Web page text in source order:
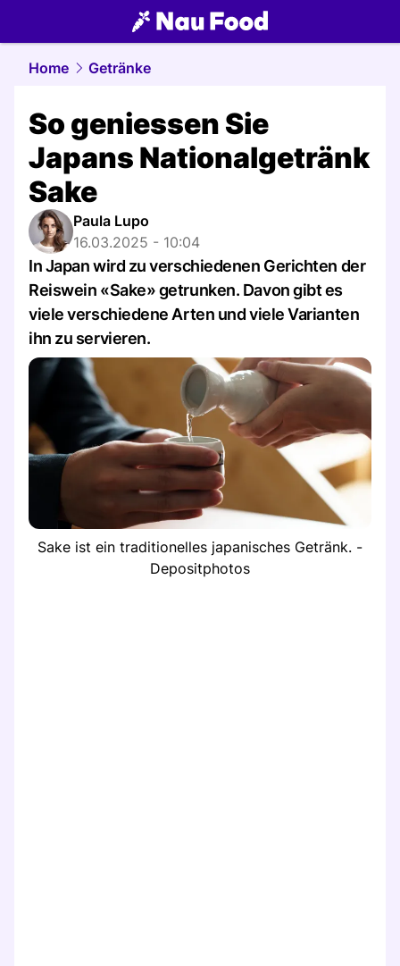
food.NAU.ch
Home Getränke
So geniessen Sie
Japans Nationalgetränk
Sake
Paula Lupo
16.03.2025 - 10:04
In Japan wird zu verschiedenen Gerichten der
Reiswein «Sake» getrunken. Davon gibt es
viele verschiedene Arten und viele Varianten
ihn zu servieren.
Sake ist ein traditionelles japanisches Getränk. -
Depositphotos